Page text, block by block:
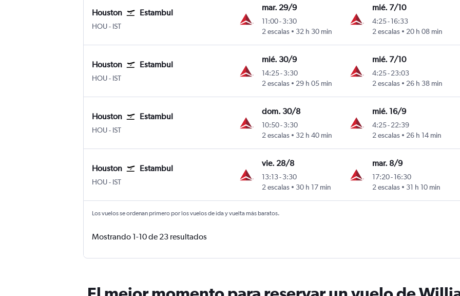
Houston Estambul
HOUHouston William P. Hobby
- IST
mar. 29/9
11:00-3:30
2 escalas
32 h 30 min
mié. 7/10
4:25-16:33
2 escalas
20 h 08 min
Houston Estambul
HOUHouston William P. Hobby
- IST
mié. 30/9
14:25-3:30
2 escalas
29 h 05 min
mié. 7/10
4:25-23:03
2 escalas
26 h 38 min
Houston Estambul
HOUHouston William P. Hobby
- IST
dom. 30/8
10:50-3:30
2 escalas
32 h 40 min
mié. 16/9
4:25-22:39
2 escalas
26 h 14 min
Houston Estambul
HOUHouston William P. Hobby
- IST
vie. 28/8
13:13-3:30
2 escalas
30 h 17 min
mar. 8/9
17:20-16:30
2 escalas
31 h 10 min
Los vuelos se ordenan primero por los vuelos de ida y vuelta más baratos.
Mostrando 1-10 de 23 resultados